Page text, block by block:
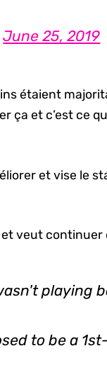
June 25, 2019
étaient
ça et c’est ce
et vise le
veut continuer
playing
to be a